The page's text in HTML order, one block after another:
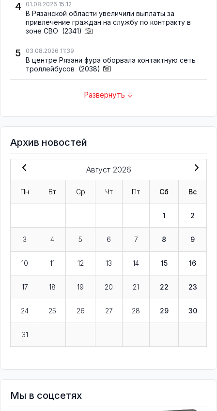
4 01.08.2026 15:12
В Рязанской области увеличили выплаты за
привлечение граждан на службу по контракту в
зоне СВО (2341)
5 03.08.2026 11:39
В центре Рязани фура оборвала контактную сеть
троллейбусов (2038)
Развернуть ↓
Архив новостей
Август 2026
Пн Вт Ср Чт Пт Сб Вс
1 2
3 4 5 6 7 8 9
10 11 12 13 14 15 16
17 18 19 20 21 22 23
24 25 26 27 28 29 30
31
Мы в соцсетях